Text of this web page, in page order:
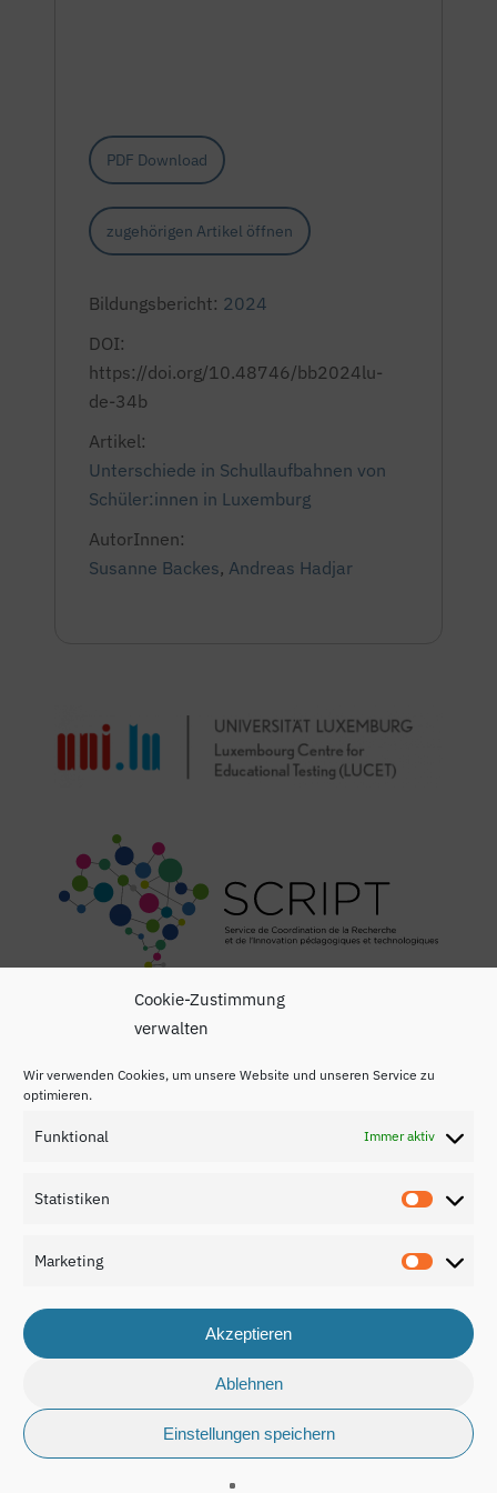
Cookie-Zustimmung
verwalten
Wir verwenden Cookies, um unsere Website und unseren Service zu
optimieren.
Funktional Immer aktiv
Statistiken
Marketing
Akzeptieren
Ablehnen
Einstellungen speichern
PDF Download
zugehörigen Artikel öffnen
Bildungsbericht: 2024
DOI:
https://doi.org/10.48746/bb2024lu-
de-34b
Artikel:
Unterschiede in Schullaufbahnen von
Schüler:innen in Luxemburg
AutorInnen:
Susanne Backes, Andreas Hadjar
Datenschutzerklärung
© 2026 Nationaler Bildungsbericht Luxemburg 2024.
made by